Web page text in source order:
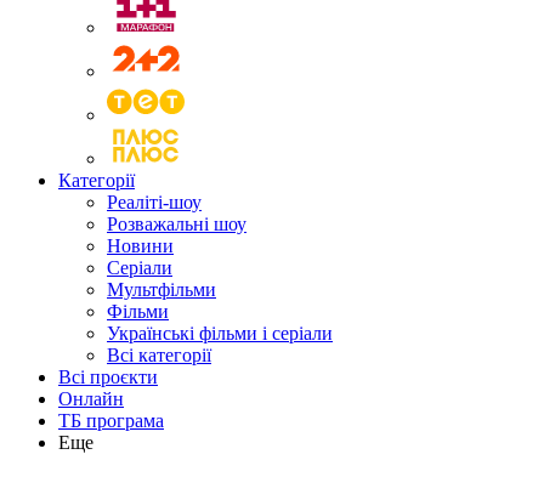
Категорії
Реаліті-шоу
Розважальні шоу
Новини
Серіали
Мультфільми
Фільми
Українські фільми і серіали
Всі категорії
Всі проєкти
Онлайн
ТБ програма
Еще